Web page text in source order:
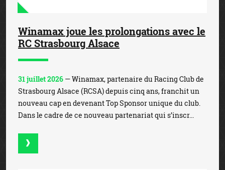
Winamax joue les prolongations avec le
RC Strasbourg Alsace
31 juillet 2026 — Winamax, partenaire du Racing Club de
Strasbourg Alsace (RCSA) depuis cinq ans, franchit un
nouveau cap en devenant Top Sponsor unique du club.
Dans le cadre de ce nouveau partenariat qui s’inscr...